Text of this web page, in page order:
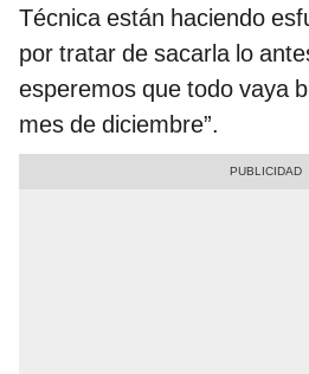
Técnica están haciendo
por tratar de sacarla lo
esperemos que todo vaya
mes de diciembre”.